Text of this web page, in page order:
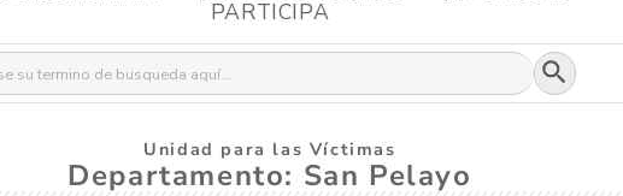
PARTICIPA
Botón
Unidad para las Víctimas
Departamento: San Pelayo